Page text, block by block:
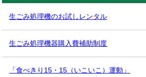
生ごみ処理機のお試しレンタル
生ごみ処理機器購入費補助制度
「食べきり15・15（いこいこ）運動」